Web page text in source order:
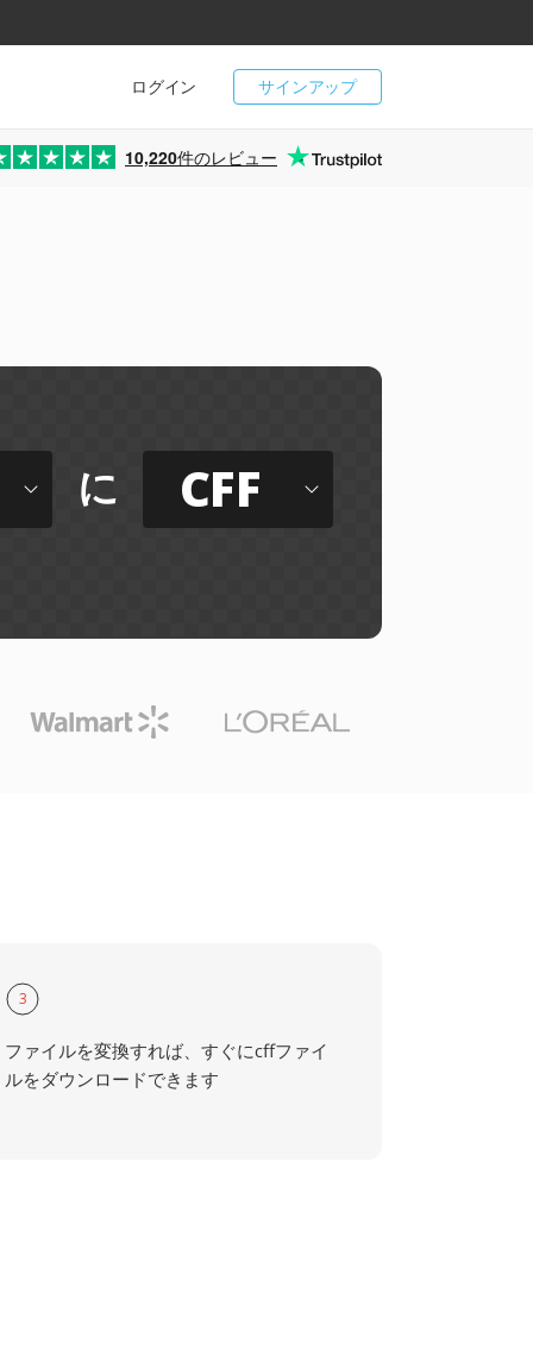
サインアップ
ログイン
10,220件のレビュー
に CFF
3
ファイルを変換すれば、すぐにcffファイ
ルをダウンロードできます